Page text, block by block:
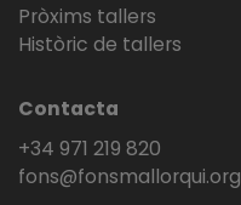
Pròxims tallers
Històric de tallers
Contacta
+34 971 219 820
fons@fonsmallorqui.org